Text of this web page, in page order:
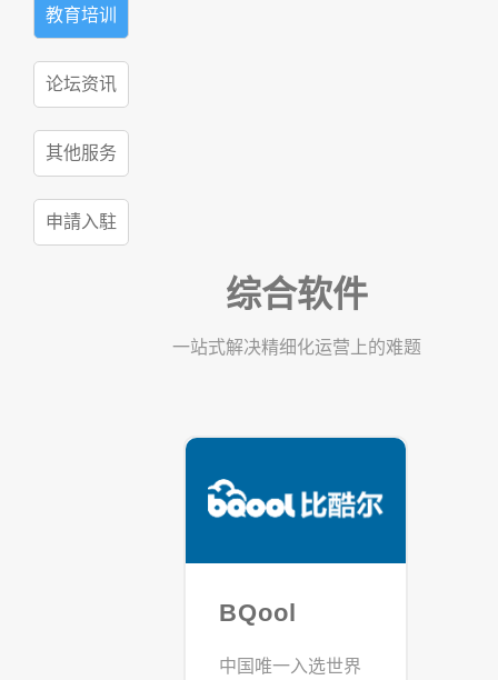
教育培训
论坛资讯
其他服务
申請入駐
综合软件
一站式解决精细化运营上的难题
BQool
中国唯一入选世界